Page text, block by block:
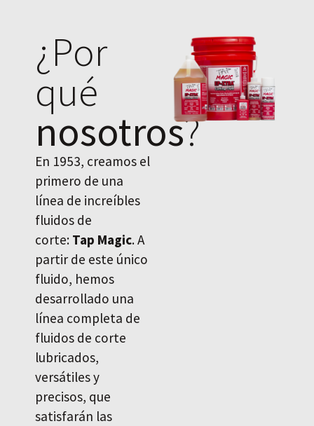
¿Por
qué
nosotros?
En 1953, creamos el
primero de una
línea de increíbles
fluidos de
corte: Tap Magic. A
partir de este único
fluido, hemos
desarrollado una
línea completa de
fluidos de corte
lubricados,
versátiles y
precisos, que
satisfarán las